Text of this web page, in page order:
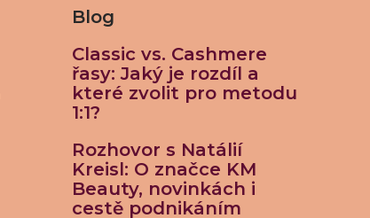
Blog
Classic vs. Cashmere
řasy: Jaký je rozdíl a
které zvolit pro metodu
1:1?
Rozhovor s Natálií
Kreisl: O značce KM
Beauty, novinkách i
cestě podnikáním